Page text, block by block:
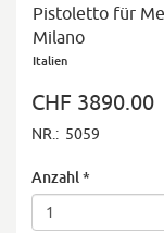
Pistoletto für
Milano
Italien
CHF 3890.00
NR.: 5059
Anzahl *